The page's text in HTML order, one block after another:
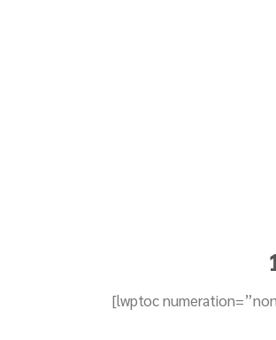
[lwptoc